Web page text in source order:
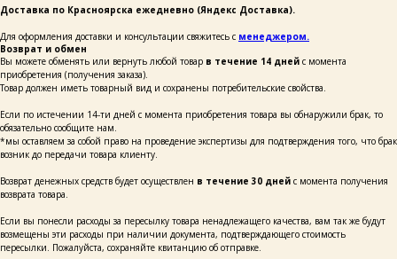
Доставка по Красноярска ежедневно (Яндекс Доставка).
Для оформления доставки и консультации свяжитесь с менеджером.
Возврат и обмен
Вы можете обменять или вернуть любой товар в течение 14 дней с момента
приобретения (получения заказа).
Товар должен иметь товарный вид и сохранены потребительские свойства.
Если по истечении 14-ти дней с момента приобретения товара вы обнаружили брак, то
обязательно сообщите нам.
*мы оставляем за собой право на проведение экспертизы для подтверждения того, что брак
возник до передачи товара клиенту.
Возврат денежных средств будет осуществлен в течение 30 дней с момента получения
возврата товара.
Если вы понесли расходы за пересылку товара ненадлежащего качества, вам так же будут
возмещены эти расходы при наличии документа, подтверждающего стоимость
пересылки. Пожалуйста, сохраняйте квитанцию об отправке.
Магазин:
+ 7 923 345 01 70
xvoy.gesh@gmail.com
написать
Нажимая на кнопку «Написать», я даю согласие
на обработку персональных данных и соглашаюсь
с её положением